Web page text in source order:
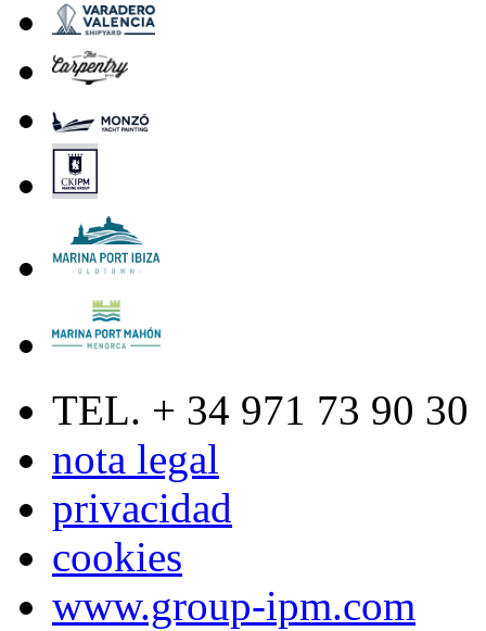
TEL. + 34 971 73 90 30
nota legal
privacidad
cookies
www.group-ipm.com